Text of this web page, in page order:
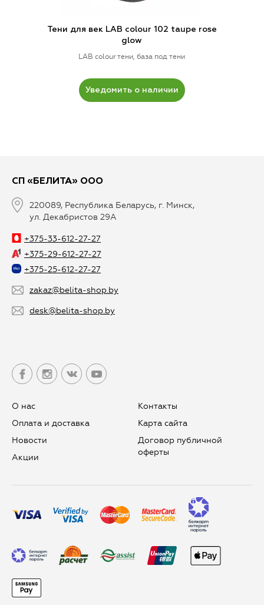
Тени для век LAB colour 102 taupe rose
glow
LAB colour тени, база под тени
Уведомить о наличии
СП «БЕЛИТА» ООО
220089, Республика Беларусь, г. Минск,
ул. Декабристов 29А
+375-33-612-27-27
+375-29-612-27-27
+375-25-612-27-27
zakaz@belita-shop.by
desk@belita-shop.by
О нас
Оплата и доставка
Новости
Aкции
Контакты
Карта сайта
Договор публичной
оферты